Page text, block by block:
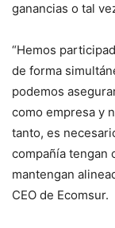
ganancias o tal
“Hemos
de forma
podemos
como empresa y
tanto, es
compañía tengan
mantengan
CEO de Ecomsur.